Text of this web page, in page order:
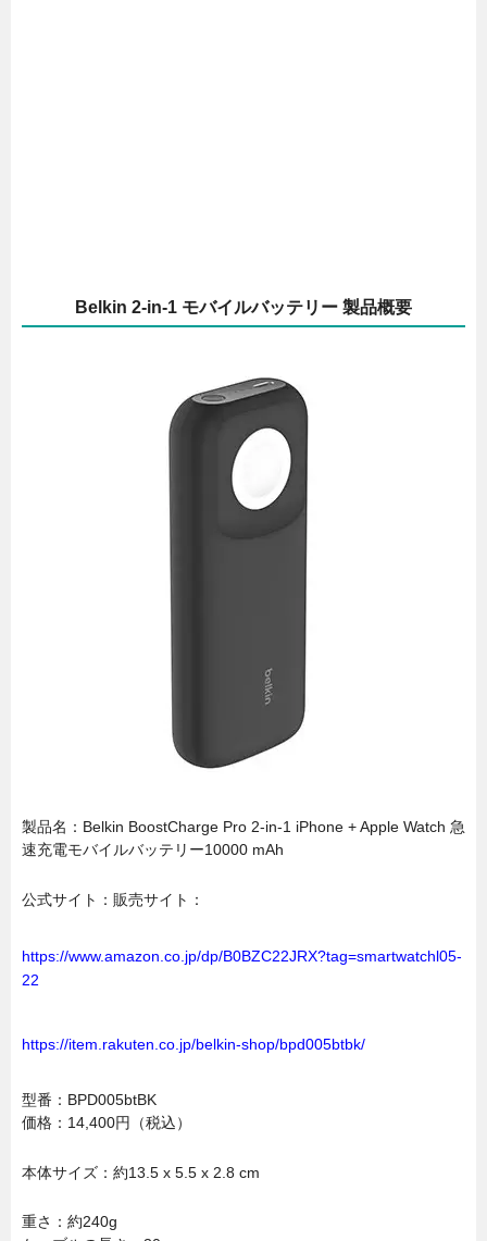
Belkin 2-in-1 モバイルバッテリー 製品概要
製品名：Belkin BoostCharge Pro 2-in-1 iPhone + Apple Watch 急
速充電モバイルバッテリー10000 mAh
公式サイト：販売サイト：
https://www.amazon.co.jp/dp/B0BZC22JRX?tag=smartwatchl05-
22
https://item.rakuten.co.jp/belkin-shop/bpd005btbk/
型番：BPD005btBK
価格：14,400円（税込）
本体サイズ：約13.5 x 5.5 x 2.8 cm
重さ：約240g